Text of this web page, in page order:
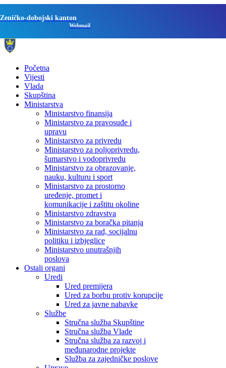
Zeničko-dobojski kanton
Webmail
Početna
Vijesti
Vlada
Skupština
Ministarstva
Ministarstvo finansija
Ministarstvo za pravosuđe i
upravu
Ministarstvo za privredu
Ministarstvo za poljoprivredu,
šumarstvo i vodoprivredu
Ministarstvo za obrazovanje,
nauku, kulturu i sport
Ministarstvo za prostorno
uređenje, promet i
komunikacije i zaštitu okoline
Ministarstvo zdravstva
Ministarstvo za boračka pitanja
Ministarstvo za rad, socijalnu
politiku i izbjeglice
Ministarstvo unutrašnjih
poslova
Ostali organi
Uredi
Ured premijera
Ured za borbu protiv korupcije
Ured za javne nabavke
Službe
Stručna služba Skupštine
Stručna služba Vlade
Stručna služba za razvoj i
međunarodne projekte
Služba za zajedničke poslove